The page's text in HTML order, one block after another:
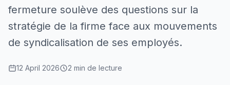
fermeture soulève des questions sur la
stratégie de la firme face aux mouvements
de syndicalisation de ses employés.
12 April 2026 2 min de lecture